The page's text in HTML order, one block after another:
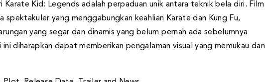
Karate Kid: Legends adalah perpaduan unik antara teknik bela diri. Film
spektakuler yang menggabungkan keahlian Karate dan Kung Fu,
yang segar dan dinamis yang belum pernah ada sebelumnya
diharapkan dapat memberikan pengalaman visual yang memukau dan